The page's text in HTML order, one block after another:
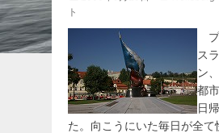
稿
日
者
ト
プ
ス
ン
都
日
た。向こうにいた毎日が全て